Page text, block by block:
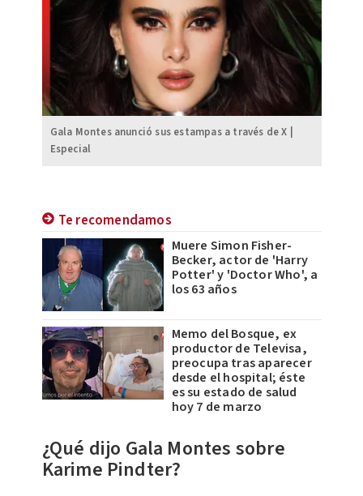
Gala Montes anunció sus estampas a través de X |
Especial
Te recomendamos
Muere Simon Fisher-
Becker, actor de 'Harry
Potter' y 'Doctor Who', a
los 63 años
Memo del Bosque, ex
productor de Televisa,
preocupa tras aparecer
desde el hospital; éste
es su estado de salud
hoy 7 de marzo
​¿Qué dijo Gala Montes sobre
Karime Pindter?